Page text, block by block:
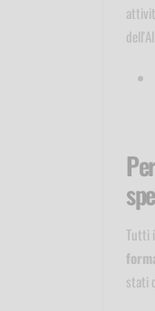
Tutti
stati